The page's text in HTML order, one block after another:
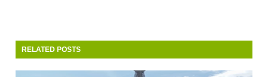
RELATED POSTS